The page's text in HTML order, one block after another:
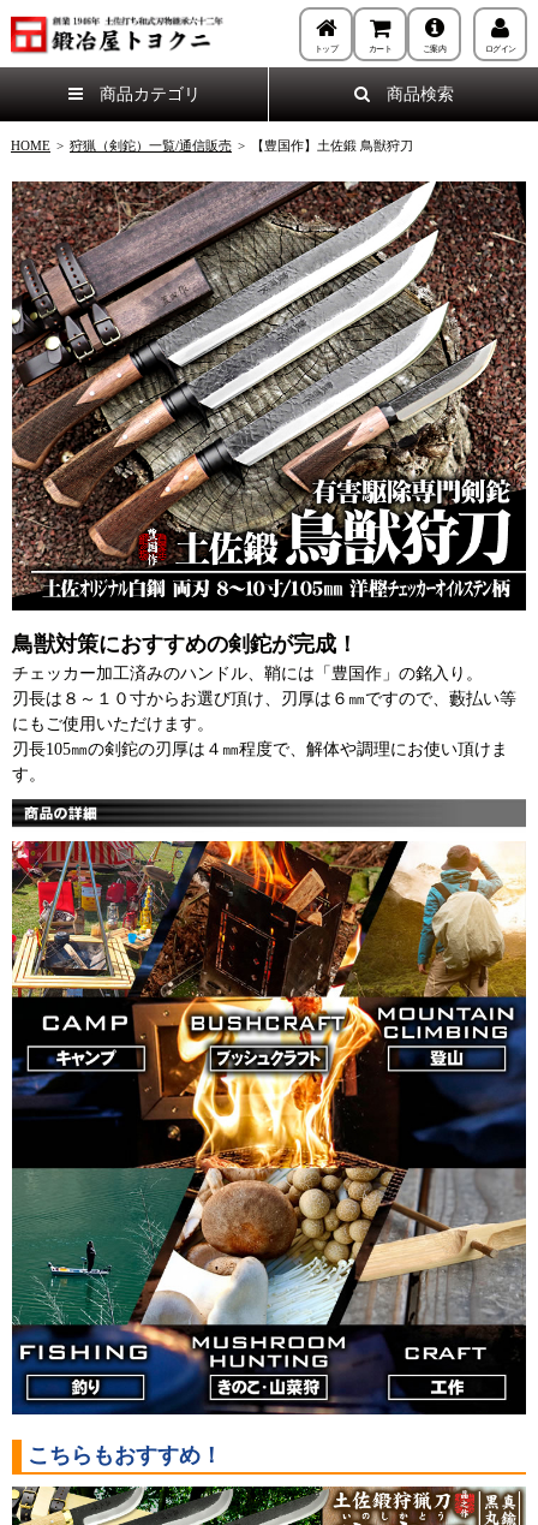
トップ カート ご案内 ログイン
商品カテゴリ 商品検索
HOME > 狩猟（剣鉈）一覧/通信販売 > 【豊国作】土佐鍛 鳥獣狩刀
鳥獣対策におすすめの剣鉈が完成！
チェッカー加工済みのハンドル、鞘には「豊国作」の銘入り。
刃長は８～１０寸からお選び頂け、刃厚は６㎜ですので、藪払い等
にもご使用いただけます。
刃長105㎜の剣鉈の刃厚は４㎜程度で、解体や調理にお使い頂けま
す。
こちらもおすすめ！